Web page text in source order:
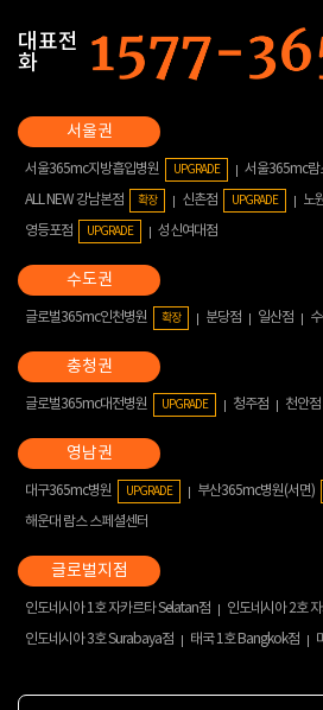
대표전
화
서울365mc지방흡입병원 UPGRADE 서울365mc람
ALL NEW 강남본점 확장 신촌점 UPGRADE 노
영등포점
UPGRADE 성신여대점
글로벌365mc인천병원 확장 분당점 일산점
글로벌365mc대전병원 UPGRADE 청주점 천안점
대구365mc병원 UPGRADE 부산365mc병원(서면)
해운대 람스 스페셜센터
인도네시아 1호 자카르타 Selatan점
인도네시아 2호
인도네시아 3호 Surabaya점
태국 1호 Bangkok점